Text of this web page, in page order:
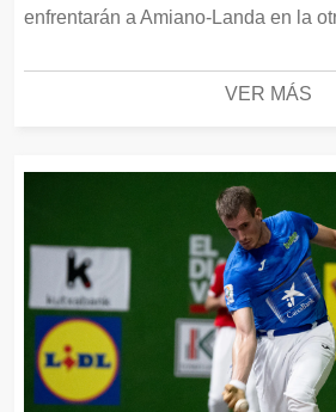
enfrentarán a Amiano-Landa en la
VER MÁS